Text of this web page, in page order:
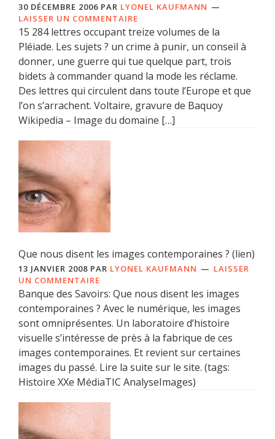
30 DÉCEMBRE 2006 PAR LYONEL KAUFMANN
LAISSER UN COMMENTAIRE
15 284 lettres occupant treize volumes de la
Pléiade. Les sujets ? un crime à punir, un conseil à
donner, une guerre qui tue quelque part, trois
bidets à commander quand la mode les réclame.
Des lettres qui circulent dans toute l’Europe et que
l’on s’arrachent. Voltaire, gravure de Baquoy
Wikipedia – Image du domaine […]
Que nous disent les images contemporaines ? (lien)
13 JANVIER 2008 PAR LYONEL KAUFMANN
LAISSER
UN COMMENTAIRE
Banque des Savoirs: Que nous disent les images
contemporaines ? Avec le numérique, les images
sont omniprésentes. Un laboratoire d’histoire
visuelle s’intéresse de près à la fabrique de ces
images contemporaines. Et revient sur certaines
images du passé. Lire la suite sur le site. (tags:
Histoire XXe MédiaTIC AnalyseImages)